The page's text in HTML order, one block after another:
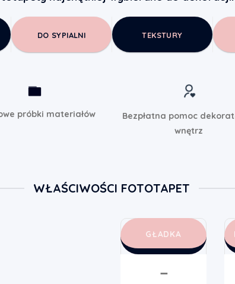
DO SYPIALNI TEKSTURY
próbki materiałów
Bezpłatna pomoc
wnętrz
WŁAŚCIWOŚCI FOTOTAPET
GŁADKA
➖